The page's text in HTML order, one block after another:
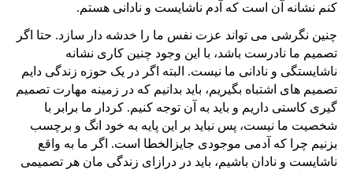
کنم نشانه آن است که آدم ناشایست و نادانی هستم.
چنین نگرشی می تواند عزت نفس ما را خدشه دار سازد. حتا اگر
تصمیم ما نادرست باشد، با این وجود چنین کاری نشانه
ناشایستگی و نادانی ما نیست. البته اگر در یک حوزه زندگی دایم
تصمیم های اشتباه بگیریم، باید بدانیم که در زمینه مهارت تصمیم
گیری کاستی داریم و باید به آن توجه کنیم. کردار ما برابر با
شخصیت ما نیست، پس نباید بر این پایه به خود انگ و برچسب
بزنیم چرا که آدمی موجودی جایزالخطا است. اگر ما به واقع
ناشایست و نادان باشیم، باید در درازای زندگی مان هر تصمیمی